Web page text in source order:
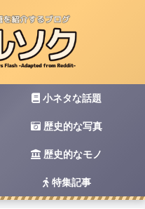
小ネタな話題
歴史的な写真
歴史的なモノ
特集記事